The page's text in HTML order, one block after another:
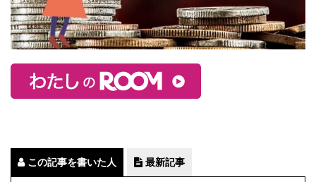
この記事を書いた人 最新記事